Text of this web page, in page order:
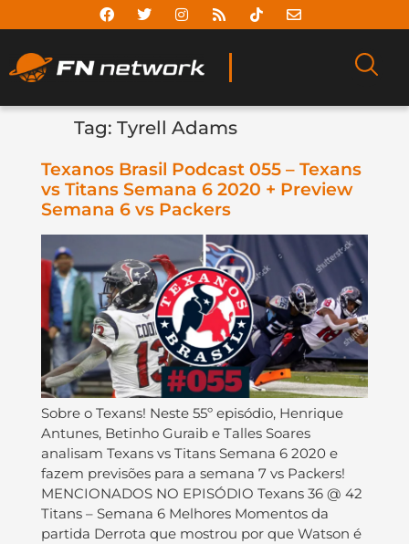
Tag: Tyrell Adams
Texanos Brasil Podcast 055 – Texans
vs Titans Semana 6 2020 + Preview
Semana 6 vs Packers
Sobre o Texans! Neste 55º episódio, Henrique
Antunes, Betinho Guraib e Talles Soares
analisam Texans vs Titans Semana 6 2020 e
fazem previsões para a semana 7 vs Packers!
MENCIONADOS NO EPISÓDIO Texans 36 @ 42
Titans – Semana 6 Melhores Momentos da
partida Derrota que mostrou por que Watson é